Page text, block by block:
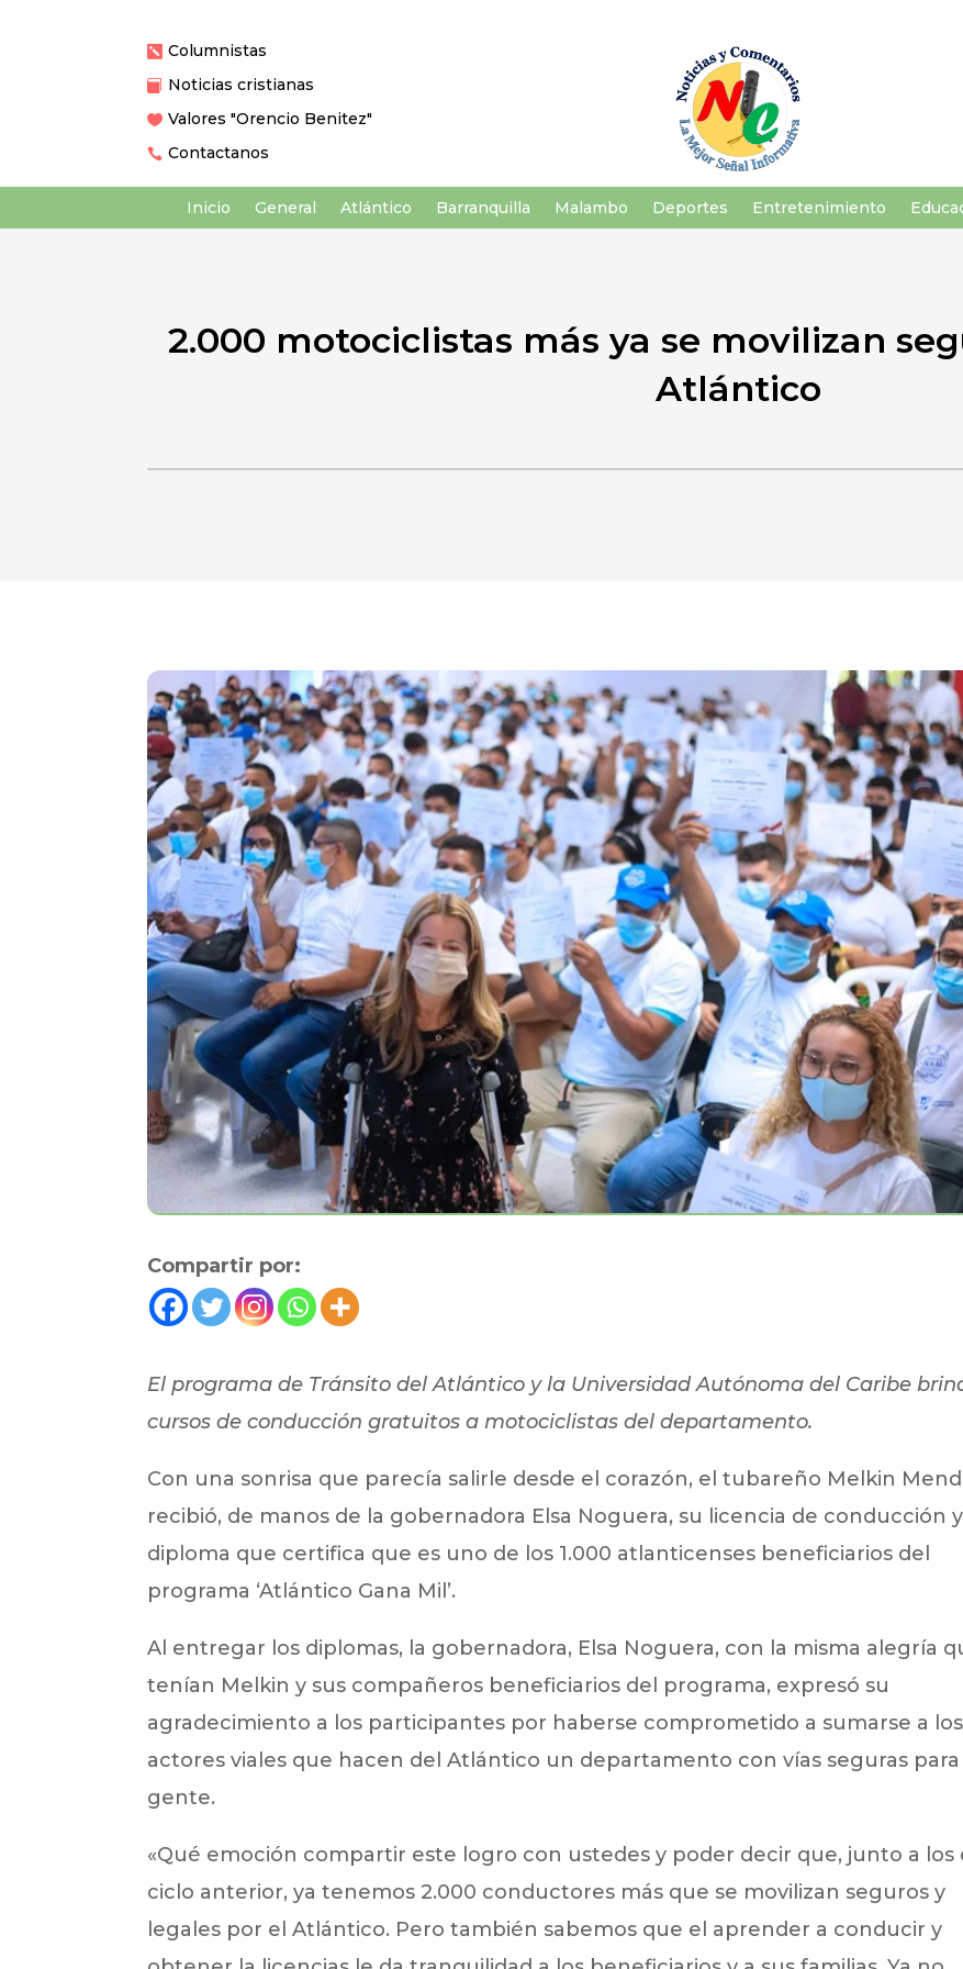
 Columnistas
 Noticias cristianas
 Valores "Orencio Benitez"
 Contactanos
Inicio General Atlántico Barranquilla Malambo Deportes Entretenimiento
2.000 motociclistas más ya se movilizan
Atlántico
Compartir por:
El programa de Tránsito del Atlántico y la Universidad Autónoma del Caribe
cursos de conducción gratuitos a motociclistas del departamento.
Con una sonrisa que parecía salirle desde el corazón, el tubareño Melkin
recibió, de manos de la gobernadora Elsa Noguera, su licencia de conducción
diploma que certifica que es uno de los 1.000 atlanticenses beneficiarios del
programa ‘Atlántico Gana Mil’.
Al entregar los diplomas, la gobernadora, Elsa Noguera, con la misma alegría
tenían Melkin y sus compañeros beneficiarios del programa, expresó su
agradecimiento a los participantes por haberse comprometido a sumarse a los
actores viales que hacen del Atlántico un departamento con vías seguras para
gente.
«Qué emoción compartir este logro con ustedes y poder decir que, junto a los
ciclo anterior, ya tenemos 2.000 conductores más que se movilizan seguros y
legales por el Atlántico. Pero también sabemos que el aprender a conducir y